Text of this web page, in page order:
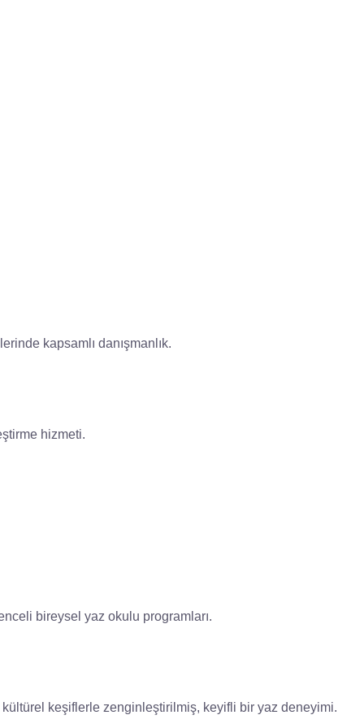
kapsamlı danışmanlık.
hizmeti.
bireysel yaz okulu programları.
keşiflerle zenginleştirilmiş, keyifli bir yaz deneyimi.